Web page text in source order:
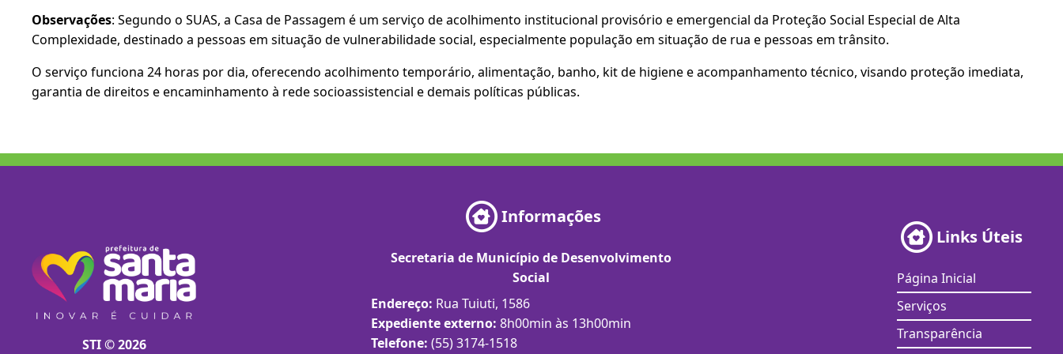
Observações: Segundo o SUAS, a Casa de Passagem é um serviço de acolhimento institucional provisório e emergencial da Proteção Social Especial de Alta
Complexidade, destinado a pessoas em situação de vulnerabilidade social, especialmente população em situação de rua e pessoas em trânsito.
O serviço funciona 24 horas por dia, oferecendo acolhimento temporário, alimentação, banho, kit de higiene e acompanhamento técnico, visando proteção imediata,
garantia de direitos e encaminhamento à rede socioassistencial e demais políticas públicas.
STI © 2026
Informações
Secretaria de Município de Desenvolvimento
Social
Endereço: Rua Tuiuti, 1586
Expediente externo:8h00min às 13h00min
Telefone:(55) 3174-1518
Links Úteis
Página Inicial
Serviços
Transparência